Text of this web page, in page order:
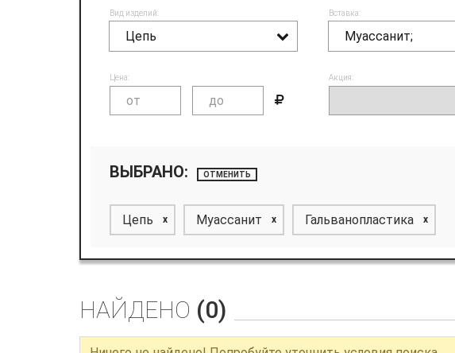
Вид изделий:
Цепь
Вставка:
Муассанит;
Цена: Акция:
ВЫБРАНО: ОТМЕНИТЬ
Цепь x Муассанит x Гальванопластика x
НАЙДЕНО (0)